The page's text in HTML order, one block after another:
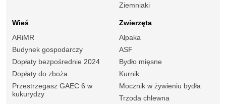
Ziemniaki
Wieś
ARiMR
Budynek gospodarczy
Dopłaty bezpośrednie 2024
Dopłaty do zboża
Przestrzegasz GAEC 6 w
kukurydzy
Zwierzęta
Alpaka
ASF
Bydło mięsne
Kurnik
Mocznik w żywieniu bydła
Trzoda chlewna